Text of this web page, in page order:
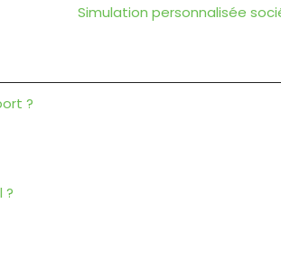
Simulation personnalisée
?
?